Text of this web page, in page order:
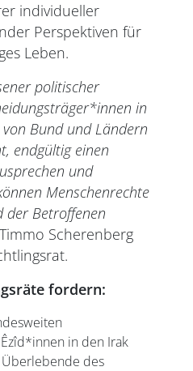
individueller
Perspektiven für
Leben.
politischer
in
Bund und Ländern
endgültig einen
und
Menschenrechte
der Betroffenen
Scherenberg
fordern:
in den Irak
des